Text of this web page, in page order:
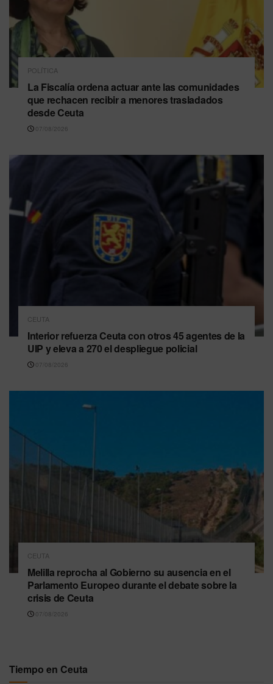
POLÍTICA
La Fiscalía ordena actuar ante las comunidades
que rechacen recibir a menores trasladados
desde Ceuta
07/08/2026
CEUTA
Interior refuerza Ceuta con otros 45 agentes de la
UIP y eleva a 270 el despliegue policial
07/08/2026
CEUTA
Melilla reprocha al Gobierno su ausencia en el
Parlamento Europeo durante el debate sobre la
crisis de Ceuta
07/08/2026
Tiempo en Ceuta